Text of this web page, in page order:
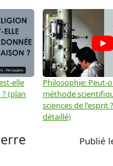
elle
(plan
Philosophie: Peut-
méthode
sciences de l'esprit
détaillé)
Publié